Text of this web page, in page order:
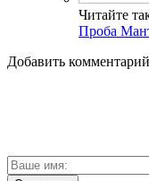
Читайте
Проба
Добавить комментарий